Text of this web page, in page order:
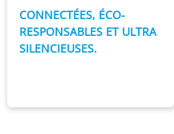
CONNECTÉES, ÉCO-
RESPONSABLES ET ULTRA
SILENCIEUSES.